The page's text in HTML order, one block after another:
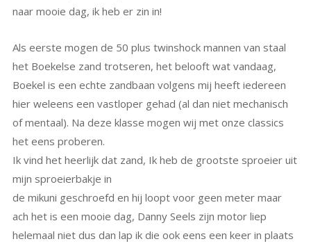
naar mooie dag, ik heb er zin in!
Als eerste mogen de 50 plus twinshock mannen van staal
het Boekelse zand trotseren, het belooft wat vandaag,
Boekel is een echte zandbaan volgens mij heeft iedereen
hier weleens een vastloper gehad (al dan niet mechanisch
of mentaal). Na deze klasse mogen wij met onze classics
het eens proberen.
Ik vind het heerlijk dat zand, Ik heb de grootste sproeier uit
mijn sproeierbakje in
de mikuni geschroefd en hij loopt voor geen meter maar
ach het is een mooie dag, Danny Seels zijn motor liep
helemaal niet dus dan lap ik die ook eens een keer in plaats